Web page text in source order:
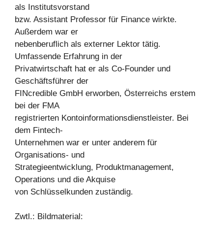
als Institutsvorstand
bzw. Assistant Professor für Finance wirkte.
Außerdem war er
nebenberuflich als externer Lektor tätig.
Umfassende Erfahrung in der
Privatwirtschaft hat er als Co-Founder und
Geschäftsführer der
FINcredible GmbH erworben, Österreichs erstem
bei der FMA
registrierten Kontoinformationsdienstleister. Bei
dem Fintech-
Unternehmen war er unter anderem für
Organisations- und
Strategieentwicklung, Produktmanagement,
Operations und die Akquise
von Schlüsselkunden zuständig.
Zwtl.: Bildmaterial: